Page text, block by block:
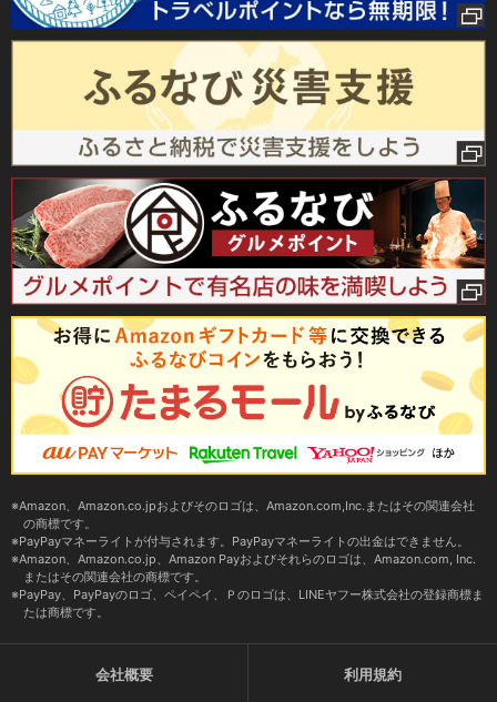
Amazon、Amazon.co.jpおよびそのロゴは、Amazon.com,Inc.またはその関連会社
の商標です。
PayPayマネーライトが付与されます。PayPayマネーライトの出金はできません。
Amazon、Amazon.co.jp、Amazon Payおよびそれらのロゴは、Amazon.com, Inc.
またはその関連会社の商標です。
PayPay、PayPayのロゴ、ペイペイ、Ｐのロゴは、LINEヤフー株式会社の登録商標ま
たは商標です。
会社概要 利用規約